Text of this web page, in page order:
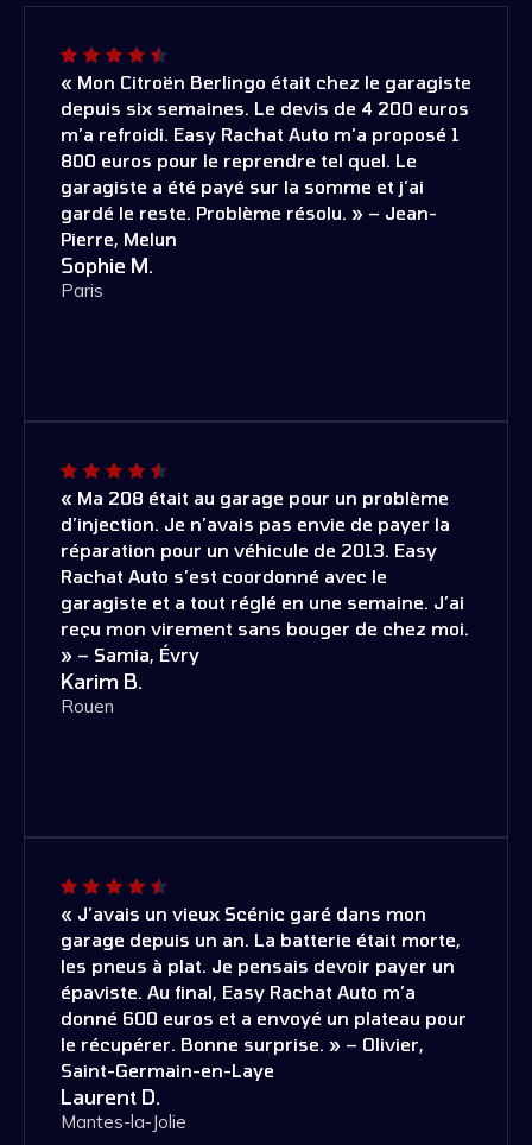
« Mon Citroën Berlingo était chez le garagiste
depuis six semaines. Le devis de 4 200 euros
m’a refroidi. Easy Rachat Auto m’a proposé 1
800 euros pour le reprendre tel quel. Le
garagiste a été payé sur la somme et j’ai
gardé le reste. Problème résolu. » – Jean-
Pierre, Melun
Sophie M.
Paris
« Ma 208 était au garage pour un problème
d’injection. Je n’avais pas envie de payer la
réparation pour un véhicule de 2013. Easy
Rachat Auto s’est coordonné avec le
garagiste et a tout réglé en une semaine. J’ai
reçu mon virement sans bouger de chez moi.
» – Samia, Évry
Karim B.
Rouen
« J’avais un vieux Scénic garé dans mon
garage depuis un an. La batterie était morte,
les pneus à plat. Je pensais devoir payer un
épaviste. Au final, Easy Rachat Auto m’a
donné 600 euros et a envoyé un plateau pour
le récupérer. Bonne surprise. » – Olivier,
Saint-Germain-en-Laye
Laurent D.
Mantes-la-Jolie